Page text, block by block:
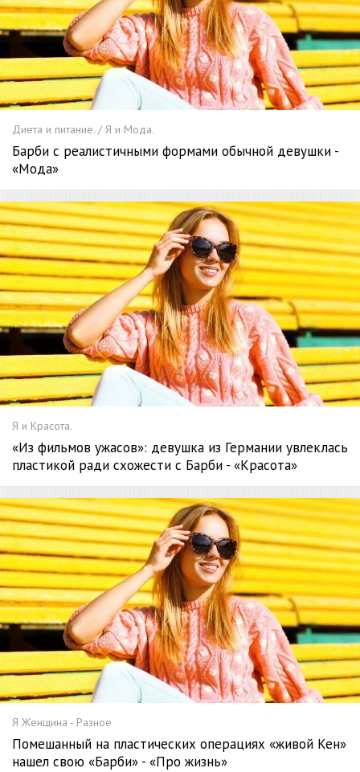
Диета и питание. / Я и Мода.
Барби с реалистичными формами обычной девушки -
«Мода»
Я и Красота.
«Из фильмов ужасов»: девушка из Германии увлеклась
пластикой ради схожести с Барби - «Красота»
Я Женщина - Разное
Помешанный на пластических операциях «живой Кен»
нашел свою «Барби» - «Про жизнь»